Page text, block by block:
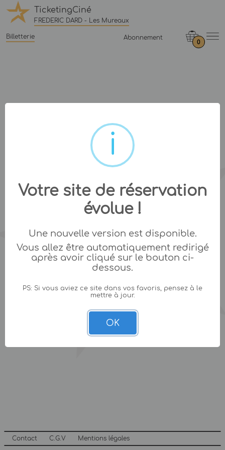
TicketingCiné
FREDERIC DARD - Les Mureaux
Billetterie Abonnement
0
Contact C.G.V Mentions légales
Votre site de réservation
évolue !
Une nouvelle version est disponible.
Vous allez être automatiquement redirigé
après avoir cliqué sur le bouton ci-
dessous.
PS: Si vous aviez ce site dans vos favoris, pensez à le
mettre à jour.
OK